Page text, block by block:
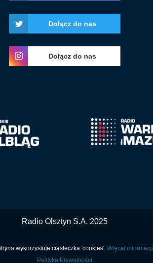
Dołącz do nas
Dołącz do nas
Radio Olsztyn S.A. 2025
wykorzystuje ciasteczka 'cookies'. Więcej informacji
Polityka Prywatności